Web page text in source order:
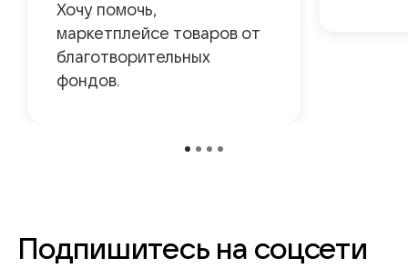
Хочу помочь,
маркетплейсе товаров от
благотворительных
фондов.
Подпишитесь на соцсети